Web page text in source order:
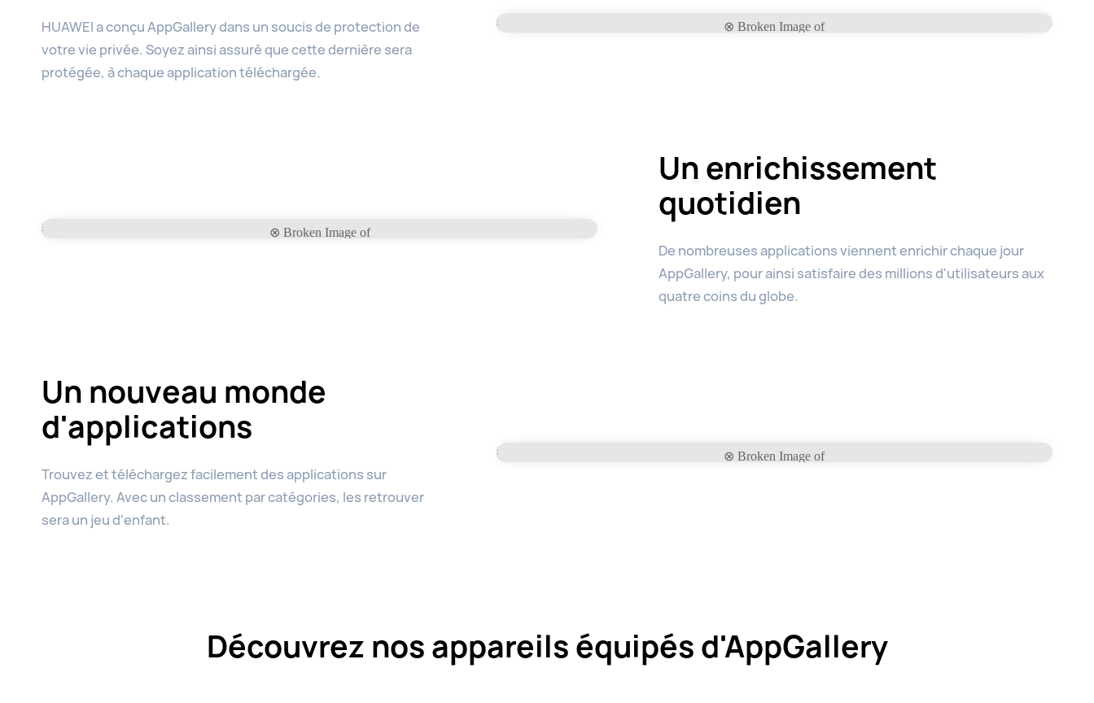
HUAWEI a conçu AppGallery dans un soucis de protection de
votre vie privée. Soyez ainsi assuré que cette dernière sera
protégée, à chaque application téléchargée.
Un enrichissement
quotidien
De nombreuses applications viennent enrichir chaque jour
AppGallery, pour ainsi satisfaire des millions d'utilisateurs aux
quatre coins du globe.
Un nouveau monde
d'applications
Trouvez et téléchargez facilement des applications sur
AppGallery. Avec un classement par catégories, les retrouver
sera un jeu d'enfant.
Découvrez nos appareils équipés d'AppGallery